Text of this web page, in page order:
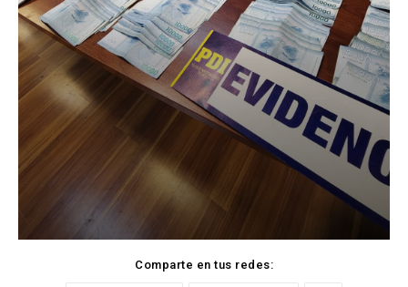
Comparte en tus redes: